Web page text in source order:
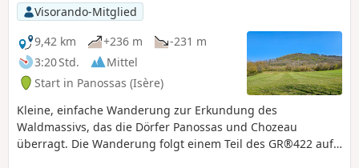
Visorando-Mitglied
9,42 km
+236 m
-231 m
3:20 Std.
Mittel
Start in Panossas (Isère)
Kleine, einfache Wanderung zur Erkundung des
Waldmassivs, das die Dörfer Panossas und Chozeau
überragt. Die Wanderung folgt einem Teil des GR®422 auf